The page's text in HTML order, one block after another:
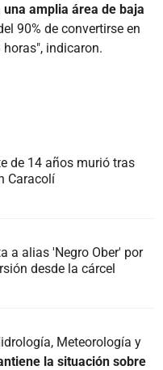
amplia área de baja
90% de convertirse en
indicaron.
de 14 años murió tras
Caracolí
a alias 'Negro Ober' por
desde la cárcel
Meteorología y
la situación sobre